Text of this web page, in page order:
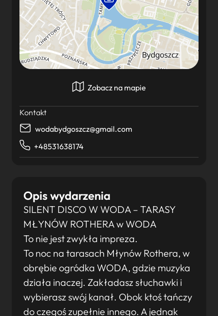
Opis wydarzenia
SILENT DISCO W WODA – TARASY
MŁYNÓW ROTHERA w WODA
To nie jest zwykła impreza.
To noc na tarasach Młynów Rothera, w
obrębie ogródka WODA, gdzie muzyka
działa inaczej. Zakładasz słuchawki i
wybierasz swój kanał. Obok ktoś tańczy
do czegoś zupełnie innego. A jednak
Zobacz na mapie
Kontakt
wodabydgoszcz@gmail.com
+48531638174